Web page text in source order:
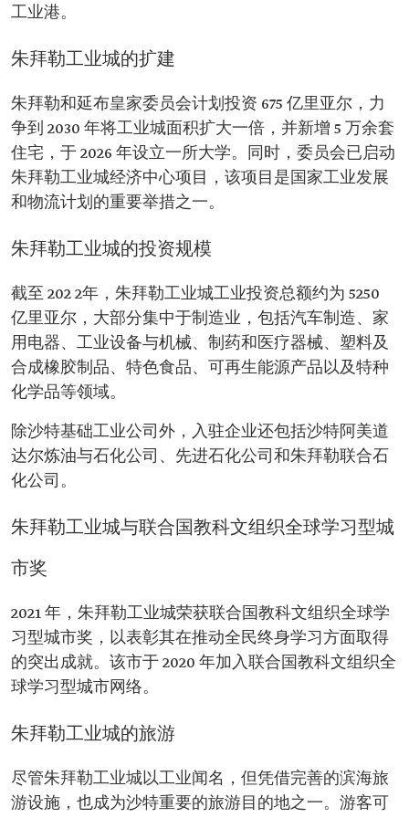
工业港。
朱拜勒工业城的扩建
朱拜勒和延布皇家委员会计划投资 675 亿里亚尔，力
争到 2030 年将工业城面积扩大一倍，并新增 5 万余套
住宅，于 2026 年设立一所大学。同时，委员会已启动
朱拜勒工业城经济中心项目，该项目是国家工业发展
和物流计划的重要举措之一。
朱拜勒工业城的投资规模
截至 202 2年，朱拜勒工业城工业投资总额约为 5250
亿里亚尔，大部分集中于制造业，包括汽车制造、家
用电器、工业设备与机械、制药和医疗器械、塑料及
合成橡胶制品、特色食品、可再生能源产品以及特种
化学品等领域。
除沙特基础工业公司外，入驻企业还包括沙特阿美道
达尔炼油与石化公司、先进石化公司和朱拜勒联合石
化公司。
朱拜勒工业城与联合国教科文组织全球学习型城
市奖
2021 年，朱拜勒工业城荣获联合国教科文组织全球学
习型城市奖，以表彰其在推动全民终身学习方面取得
的突出成就。该市于 2020 年加入联合国教科文组织全
球学习型城市网络。
朱拜勒工业城的旅游
尽管朱拜勒工业城以工业闻名，但凭借完善的滨海旅
游设施，也成为沙特重要的旅游目的地之一。游客可